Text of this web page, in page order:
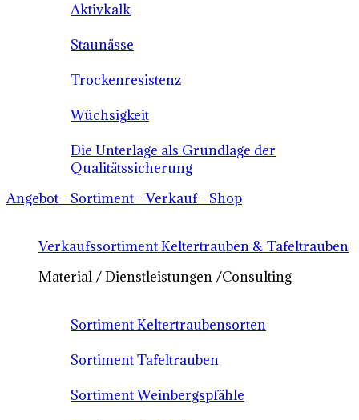
Aktivkalk
Staunässe
Trockenresistenz
Wüchsigkeit
Die Unterlage als Grundlage der
Qualitätssicherung
Angebot - Sortiment - Verkauf - Shop
Verkaufssortiment Keltertrauben & Tafeltrauben
Material / Dienstleistungen /Consulting
Sortiment Keltertraubensorten
Sortiment Tafeltrauben
Sortiment Weinbergspfähle